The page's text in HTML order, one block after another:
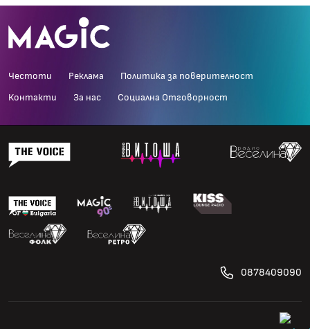
Честоти Реклама Политика за поверителност
Контакти За нас Социална Отговорност
0878409090